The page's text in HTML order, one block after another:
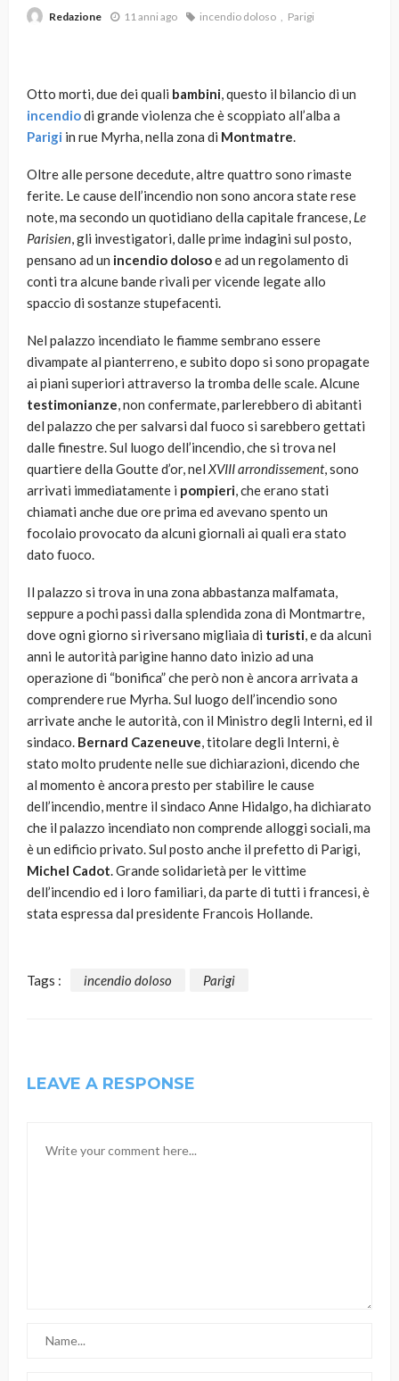
Redazione 11 anni ago incendio doloso Parigi
Otto morti, due dei quali bambini, questo il bilancio di un
incendiodi grande violenza che è scoppiato all’alba a
Parigi in rue Myrha, nella zona di Montmatre.
Oltre alle persone decedute, altre quattro sono rimaste
ferite. Le cause dell’incendio non sono ancora state rese
note, ma secondo un quotidiano della capitale francese, Le
Parisien, gli investigatori, dalle prime indagini sul posto,
pensano ad un incendio dolosoe ad un regolamento di
conti tra alcune bande rivali per vicende legate allo
spaccio di sostanze stupefacenti.
Nel palazzo incendiato le fiamme sembrano essere
divampate al pianterreno, e subito dopo si sono propagate
ai piani superiori attraverso la tromba delle scale. Alcune
testimonianze, non confermate, parlerebbero di abitanti
del palazzo che per salvarsi dal fuoco si sarebbero gettati
dalle finestre. Sul luogo dell’incendio, che si trova nel
quartiere della Goutte d’or, nel XVIII arrondissement, sono
arrivati immediatamente i pompieri, che erano stati
chiamati anche due ore prima ed avevano spento un
focolaio provocato da alcuni giornali ai quali era stato
dato fuoco.
Il palazzo si trova in una zona abbastanza malfamata,
seppure a pochi passi dalla splendida zona di Montmartre,
dove ogni giorno si riversano migliaia di turisti, e da alcuni
anni le autorità parigine hanno dato inizio ad una
operazione di “bonifica” che però non è ancora arrivata a
comprendere rue Myrha. Sul luogo dell’incendio sono
arrivate anche le autorità, con il Ministro degli Interni, ed il
sindaco. Bernard Cazeneuve, titolare degli Interni, è
stato molto prudente nelle sue dichiarazioni, dicendo che
al momento è ancora presto per stabilire le cause
dell’incendio, mentre il sindaco Anne Hidalgo, ha dichiarato
che il palazzo incendiato non comprende alloggi sociali, ma
è un edificio privato. Sul posto anche il prefetto di Parigi,
Michel Cadot. Grande solidarietà per le vittime
dell’incendio ed i loro familiari, da parte di tutti i francesi, è
stata espressa dal presidente Francois Hollande.
Tags : incendio doloso Parigi
LEAVE A RESPONSE